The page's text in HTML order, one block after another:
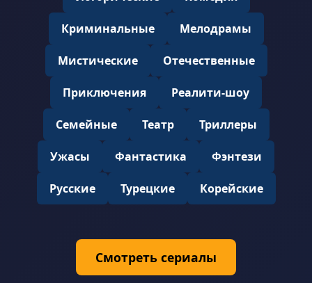
Криминальные Мелодрамы
Мистические Отечественные
Приключения Реалити-шоу
Семейные Театр Триллеры
Ужасы Фантастика Фэнтези
Русские Турецкие Корейские
Смотреть сериалы